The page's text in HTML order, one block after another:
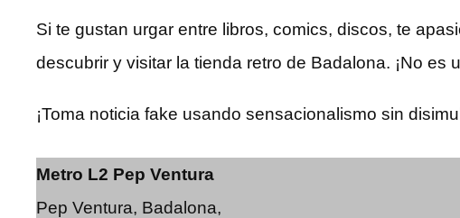
Si te gustan urgar entre libros, comics, discos, te
descubrir y visitar la tienda retro de Badalona. ¡No
¡Toma noticia fake usando sensacionalismo sin
Metro L2 Pep Ventura
Pep Ventura, Badalona,